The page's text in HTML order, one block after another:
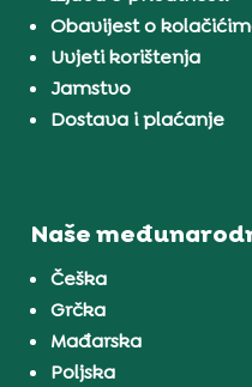
Obavijest o
Uvjeti korištenja
Jamstvo
Dostava i plaćanje
Naše
Češka
Grčka
Mađarska
Poljska